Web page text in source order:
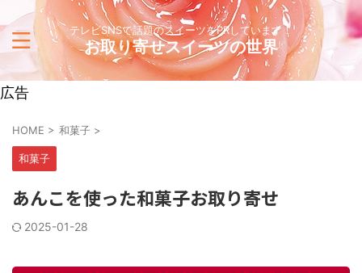
テレビSNSで話題のスイーツをPRしています！
お取り寄せスイーツの世界
広告
HOME > 和菓子 >
和菓子
あんこを使った和菓子お取り寄せ
2025-01-28